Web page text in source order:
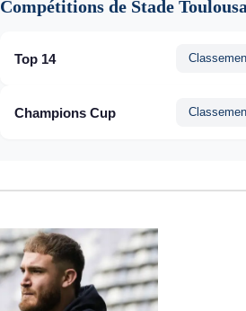
Compétitions de Stade
Top 14
Champions Cup